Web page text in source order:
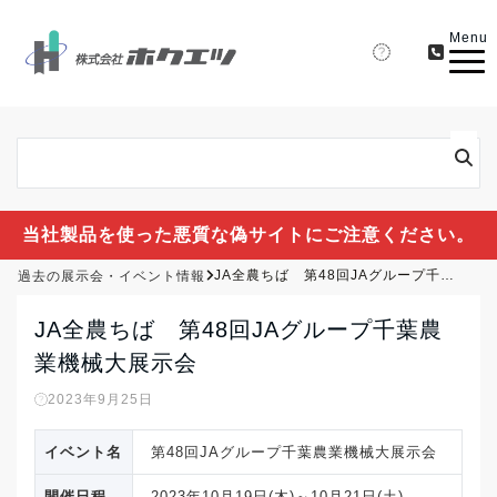
Menu
当社製品を使った悪質な偽サイトにご注意ください。
過去の展示会・イベント情報 JA全農ちば 第48回JAグループ千葉農業機械大展示会
JA全農ちば 第48回JAグループ千葉農
業機械大展示会
2023年9月25日
イベント名 第48回JAグループ千葉農業機械大展示会